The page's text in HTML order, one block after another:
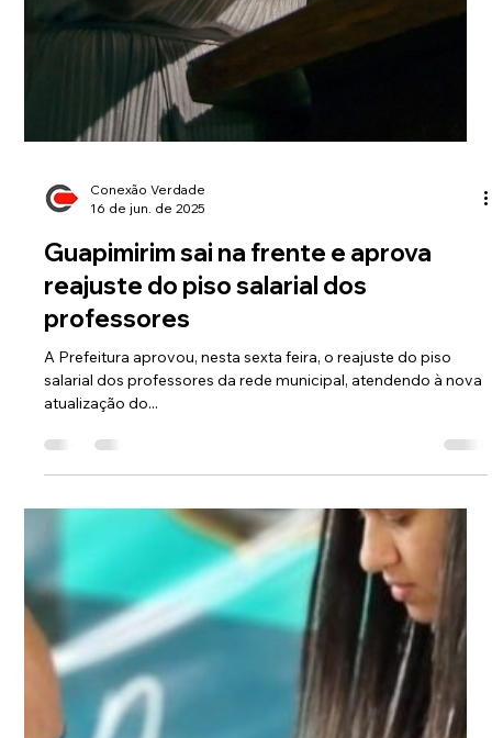
Festival reforçou os laços entre Guapimirim e Viseu com
música, danças típicas, gastronomia e manifestações
culturais GUAPIMIRIM – A...